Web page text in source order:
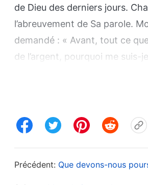
de Dieu des derniers jours.
l’abreuvement de Sa parole.
demandé : « Avant, tout ce
de l’argent, pourquoi me suis-
ténèbres, t’empêchant de
légitime, tout ce que le Tout-
Précédent: Que devons-nous